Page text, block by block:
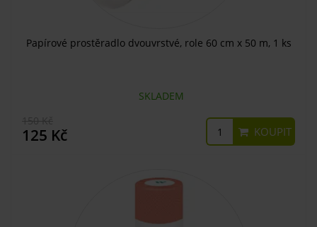
Papírové prostěradlo dvouvrstvé, role 60 cm x 50 m, 1 ks
SKLADEM
125 Kč KOUPIT